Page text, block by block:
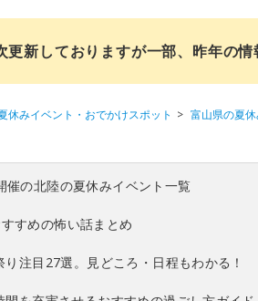
新しておりますが一部、昨年の情
休みイベント・おでかけスポット 富山県の夏
の北陸の夏休みイベント一覧
すめの怖い話まとめ
り注目27選。見どころ・日程もわかる！